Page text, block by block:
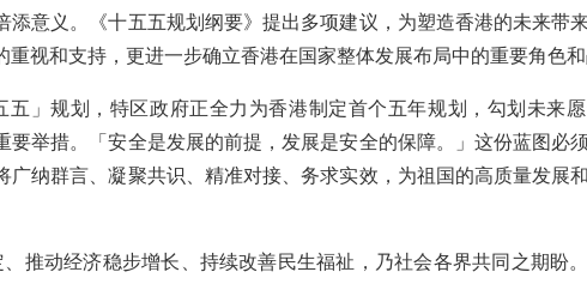
添意义。《十五五规划纲要》提出多项建议，为塑造香港的未来带
视和支持，更进一步确立香港在国家整体发展布局中的重要角色和
」规划，特区政府正全力为香港制定首个五年规划，勾划未来
要举措。「安全是发展的前提，发展是安全的保障。」这份蓝图必
广纳群言、凝聚共识、精准对接、务求实效，为祖国的高质量发展
推动经济稳步增长、持续改善民生福祉，乃社会各界共同之期盼